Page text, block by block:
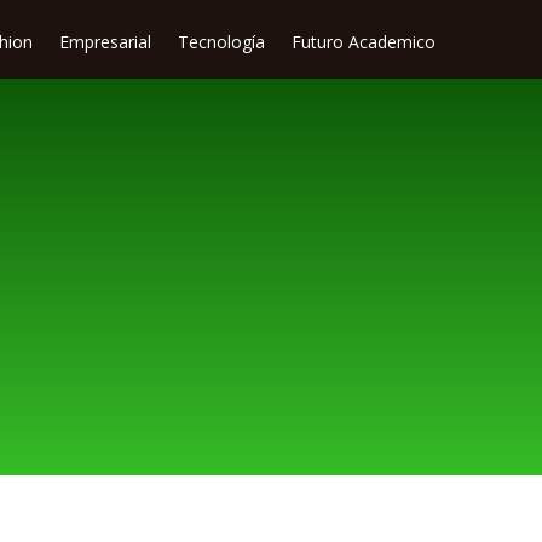
Empresarial Tecnología Futuro Academico